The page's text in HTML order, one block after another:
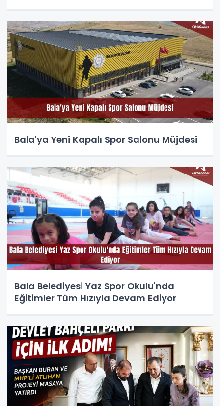
Bala'ya Yeni Kapalı Spor Salonu Müjdesi
Bala Belediyesi Yaz Spor Okulu'nda
Eğitimler Tüm Hızıyla Devam Ediyor